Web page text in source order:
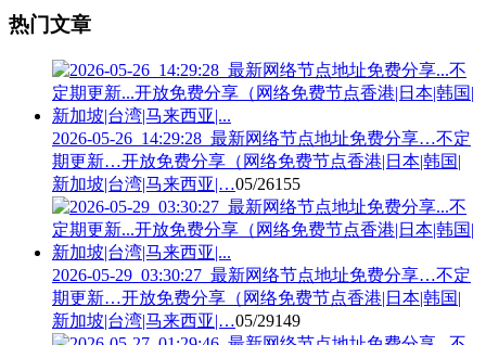
热门文章
2026-05-26_14:29:28_最新网络节点地址免费分享…不定
期更新…开放免费分享（网络免费节点香港|日本|韩国|
新加坡|台湾|马来西亚|…05/26155
2026-05-29_03:30:27_最新网络节点地址免费分享…不定
期更新…开放免费分享（网络免费节点香港|日本|韩国|
新加坡|台湾|马来西亚|…05/29149